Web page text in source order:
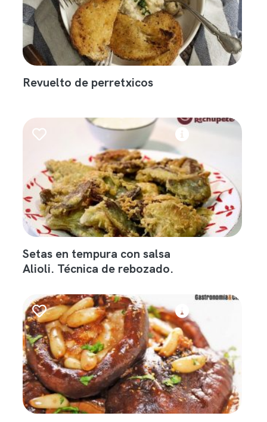
Revuelto de perretxicos
Setas en tempura con salsa
Alioli. Técnica de rebozado.